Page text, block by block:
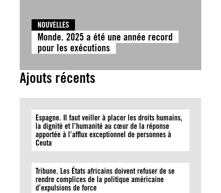
NOUVELLES
Monde. 2025 a été une année record
pour les exécutions
Ajouts récents
Espagne. Il faut veiller à placer les droits humains,
la dignité et l’humanité au cœur de la réponse
apportée à l’afflux exceptionnel de personnes à
Ceuta
Tribune. Les États africains doivent refuser de se
rendre complices de la politique américaine
d’expulsions de force